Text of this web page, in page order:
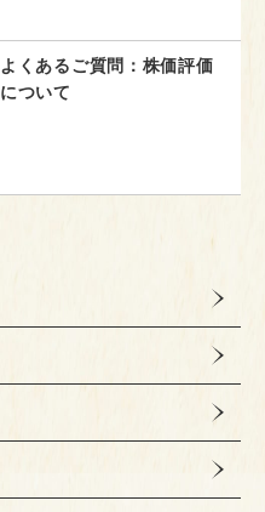
よくあるご質問：株価評価
について